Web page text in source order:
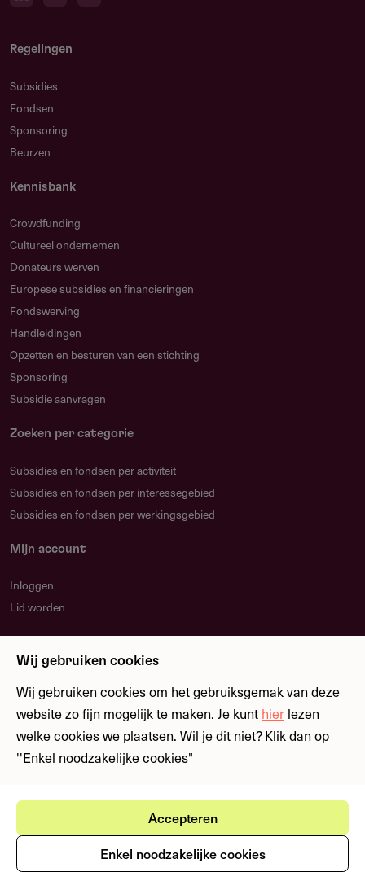
Regelingen
Subsidies
Fondsen
Sponsoring
Beurzen
Kennisbank
Crowdfunding
Cultureel ondernemen
Donateurs werven
Europese subsidies en financieringen
Fondswerving
Handleidingen
Opzetten en besturen van een stichting
Sponsoring
Subsidie aanvragen
Zoeken per categorie
Subsidies en fondsen per activiteit
Subsidies en fondsen per interessegebied
Subsidies en fondsen per werkingsgebied
Mijn account
Inloggen
Lid worden
Blijf op de hoogte over nieuwe regelingen en
fondsen
Meld je aan
Ⓒ Fondswervingonline 2026
Gebruikersvoorwaarden
Cookies
Wij gebruiken cookies
Wij gebruiken cookies om het gebruiksgemak van deze
website zo fijn mogelijk te maken. Je kunt hier lezen
welke cookies we plaatsen. Wil je dit niet? Klik dan op
''Enkel noodzakelijke cookies"
Accepteren
Enkel noodzakelijke cookies